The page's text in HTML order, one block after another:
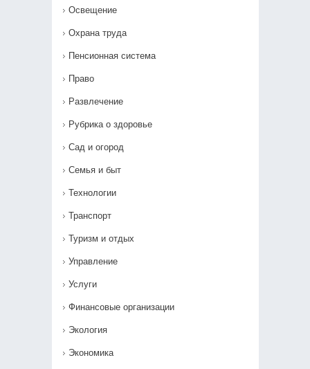
Освещение
Охрана труда
Пенсионная система
Право
Развлечение
Рубрика о здоровье
Сад и огород
Семья и быт
Технологии
Транспорт
Туризм и отдых
Управление
Услуги
Финансовые организации
Экология
Экономика